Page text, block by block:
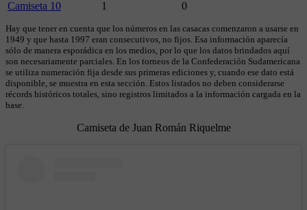
Camiseta 10 1 0
Hay que tener en cuenta que los números en las casacas comenzaron a usarse en
1949 y que hasta 1997 eran consecutivos, no fijos. Esa información aparecía
sólo de manera esporádica en los medios, por lo que los datos brindados aquí
son necesariamente parciales. En los torneos de la Confederación Sudamericana
se utiliza numeración fija desde sus primeras ediciones y, cuando ese dato está
disponible, se muestra en esta sección. Estos listados no deben considerarse
récords históricos totales, sino registros limitados a la información cargada en la
base.
Camiseta de Juan Román Riquelme